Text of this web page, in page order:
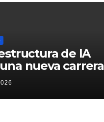
de IA
nueva carrera
centros de datos